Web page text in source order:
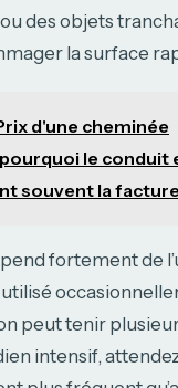
des objets
la surface
d'une cheminée
le conduit
souvent la facture
fortement de
peut tenir
intensif,